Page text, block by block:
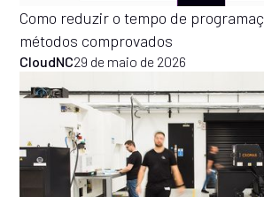
Como reduzir o tempo de
métodos comprovados
CloudNC29 de maio de 2026